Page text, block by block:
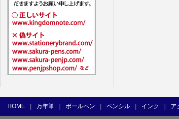
HOME 万年筆 ボールペン ペンシル インク ア